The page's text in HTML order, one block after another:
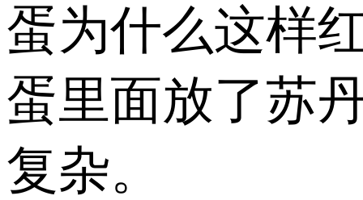
蛋为什么这样
蛋里面放了苏
复杂。